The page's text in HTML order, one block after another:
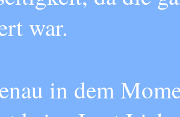
war.
in dem